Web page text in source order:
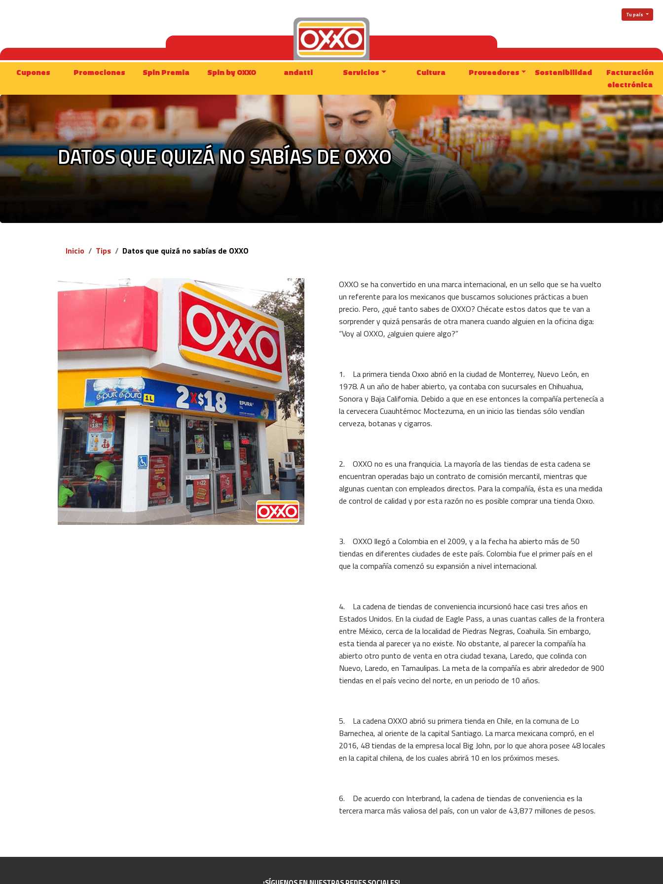
Tu país
Cupones Promociones Spin Premia Spin by OXXO andatti Servicios Cultura Proveedores Sostenibilidad
Facturación
electrónica
DATOS QUE QUIZÁ NO SABÍAS DE OXXO
Inicio Tips Datos que quizá no sabías de OXXO
OXXO se ha convertido en una marca internacional, en un sello que se ha vuelto
un referente para los mexicanos que buscamos soluciones prácticas a buen
precio. Pero, ¿qué tanto sabes de OXXO? Chécate estos datos que te van a
sorprender y quizá pensarás de otra manera cuando alguien en la oficina diga:
“Voy al OXXO, ¿alguien quiere algo?”
1. La primera tienda Oxxo abrió en la ciudad de Monterrey, Nuevo León, en
1978. A un año de haber abierto, ya contaba con sucursales en Chihuahua,
Sonora y Baja California. Debido a que en ese entonces la compañía pertenecía a
la cervecera Cuauhtémoc Moctezuma, en un inicio las tiendas sólo vendían
cerveza, botanas y cigarros.
2. OXXO no es una franquicia. La mayoría de las tiendas de esta cadena se
encuentran operadas bajo un contrato de comisión mercantil, mientras que
algunas cuentan con empleados directos. Para la compañía, ésta es una medida
de control de calidad y por esta razón no es posible comprar una tienda Oxxo.
3. OXXO llegó a Colombia en el 2009, y a la fecha ha abierto más de 50
tiendas en diferentes ciudades de este país. Colombia fue el primer país en el
que la compañía comenzó su expansión a nivel internacional.
4. La cadena de tiendas de conveniencia incursionó hace casi tres años en
Estados Unidos. En la ciudad de Eagle Pass, a unas cuantas calles de la frontera
entre México, cerca de la localidad de Piedras Negras, Coahuila. Sin embargo,
esta tienda al parecer ya no existe. No obstante, al parecer la compañía ha
abierto otro punto de venta en otra ciudad texana, Laredo, que colinda con
Nuevo, Laredo, en Tamaulipas. La meta de la compañía es abrir alrededor de 900
tiendas en el país vecino del norte, en un periodo de 10 años.
5. La cadena OXXO abrió su primera tienda en Chile, en la comuna de Lo
Barnechea, al oriente de la capital Santiago. La marca mexicana compró, en el
2016, 48 tiendas de la empresa local Big John, por lo que ahora posee 48 locales
en la capital chilena, de los cuales abrirá 10 en los próximos meses.
6. De acuerdo con Interbrand, la cadena de tiendas de conveniencia es la
tercera marca más valiosa del país, con un valor de 43,877 millones de pesos.